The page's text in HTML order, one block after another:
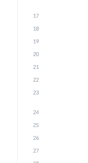
17
18
19
20
21
22
23
24
25
26
27